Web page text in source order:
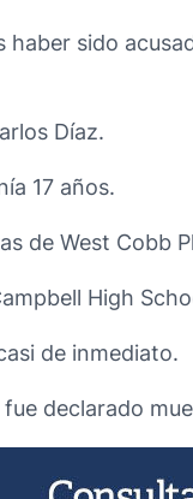
sido
Díaz.
17 años.
de West Cobb
High
de inmediato.
declarado